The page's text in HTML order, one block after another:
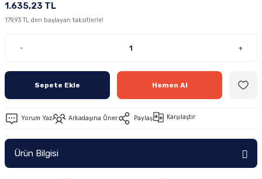
1.635,23 TL
179,93 TL den başlayan taksitlerle!
- +
Sepete Ekle Hemen Al
Yorum Yaz Arkadaşına Öner Paylaş Karşılaştır
Ürün Bilgisi